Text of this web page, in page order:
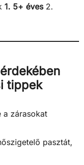
1. 5+ éves2.
tippek
a zárasokat
pasztát,